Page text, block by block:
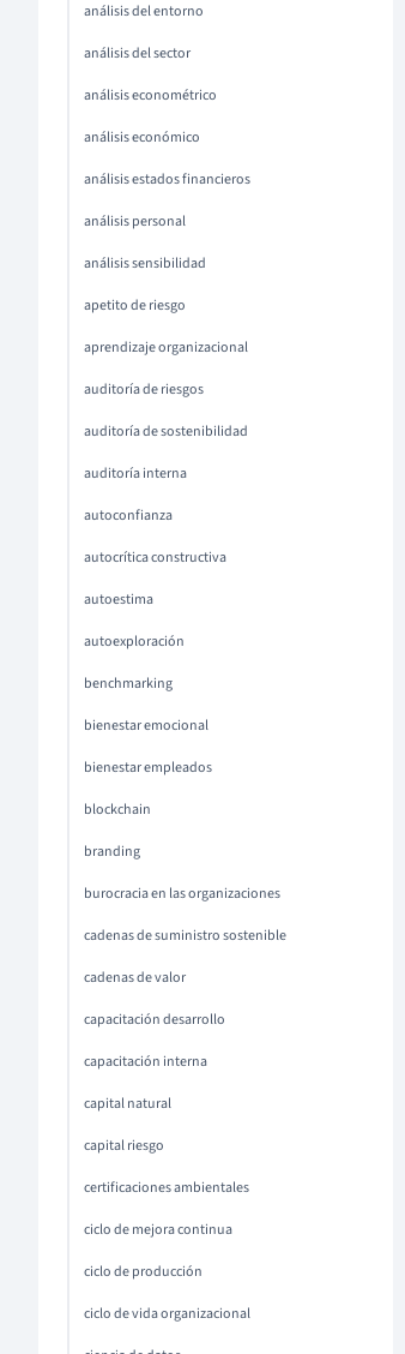
análisis del entorno
análisis del sector
análisis econométrico
análisis económico
análisis estados financieros
análisis personal
análisis sensibilidad
apetito de riesgo
aprendizaje organizacional
auditoría de riesgos
auditoría de sostenibilidad
auditoría interna
autoconfianza
autocrítica constructiva
autoestima
autoexploración
benchmarking
bienestar emocional
bienestar empleados
blockchain
branding
burocracia en las organizaciones
cadenas de suministro sostenible
cadenas de valor
capacitación desarrollo
capacitación interna
capital natural
capital riesgo
certificaciones ambientales
ciclo de mejora continua
ciclo de producción
ciclo de vida organizacional